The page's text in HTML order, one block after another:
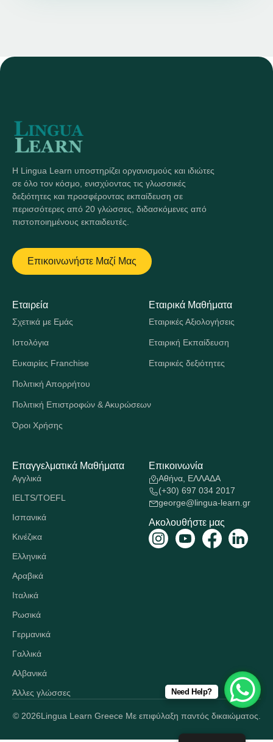
Η Lingua Learn υποστηρίζει οργανισμούς και ιδιώτες
σε όλο τον κόσμο, ενισχύοντας τις γλωσσικές
δεξιότητες και προσφέροντας εκπαίδευση σε
περισσότερες από 20 γλώσσες, διδασκόμενες από
πιστοποιημένους εκπαιδευτές.
Επικοινωνήστε Μαζί Μας
Εταιρεία
Σχετικά με Εμάς
Ιστολόγια
Ευκαιρίες Franchise
Πολιτική Απορρήτου
Πολιτική Επιστροφών & Ακυρώσεων
Όροι Χρήσης
Εταιρικά Μαθήματα
Εταιρικές Αξιολογήσεις
Εταιρική Εκπαίδευση
Εταιρικές δεξιότητες
Επαγγελματικά Μαθήματα
Αγγλικά
IELTS/TOEFL
Ισπανικά
Κινέζικα
Ελληνικά
Αραβικά
Ιταλικά
Ρωσικά
Γερμανικά
Γαλλικά
Αλβανικά
Άλλες γλώσσες
Επικοινωνία
Αθήνα, ΕΛΛΑΔΑ
(+30) 697 034 2017
george@lingua-learn.gr
Ακολουθήστε μας
© 2026Lingua Learn Greece Με επιφύλαξη παντός δικαιώματος.
Need Help?